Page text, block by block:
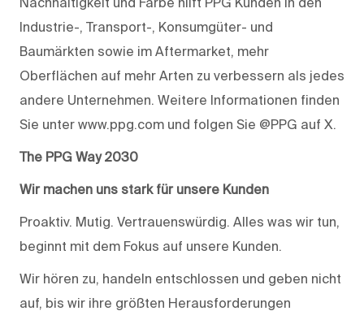
Industrie-, Transport-, Konsumgüter- und
Baumärkten sowie im Aftermarket, mehr
Oberflächen auf mehr Arten zu verbessern als jedes
andere Unternehmen. Weitere Informationen finden
Sie unter www.ppg.com und folgen Sie @PPG auf X.
The PPG Way 2030
Wir machen uns stark für unsere Kunden
Proaktiv. Mutig. Vertrauenswürdig. Alles was wir tun,
beginnt mit dem Fokus auf unsere Kunden.
Wir hören zu, handeln entschlossen und geben nicht
auf, bis wir ihre größten Herausforderungen